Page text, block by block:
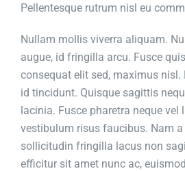
Pellentesque rutrum nisl eu
Nullam mollis viverra aliquam.
augue, id fringilla arcu. Fusce
consequat elit sed, maximus nisl.
id tincidunt. Quisque sagittis
lacinia. Fusce pharetra neque
vestibulum risus faucibus. Nam
sollicitudin fringilla lacus non
efficitur sit amet nunc ac,